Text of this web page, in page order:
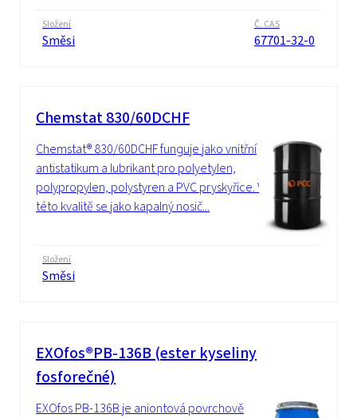
Složení
Směsi
Č. CAS
67701-32-0
Chemstat 830/60DCHF
Chemstat® 830/60DCHF funguje jako vnitřní
antistatikum a lubrikant pro polyetylen,
polypropylen, polystyren a PVC pryskyřice. V
této kvalitě se jako kapalný nosič...
Složení
Směsi
EXOfos®PB-136B (ester kyseliny
fosforečné)
EXOfos PB-136B je aniontová povrchově